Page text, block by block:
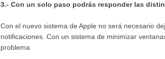
3.- Con un solo paso podrás responder las
Con el nuevo sistema de Apple no será necesario
notificaciones. Con un sistema de minimizar
problema